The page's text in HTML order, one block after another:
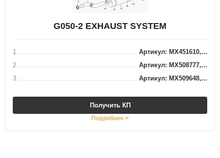
G050-2 EXHAUST SYSTEM
1
Артикул: MX451610,...
2
Артикул: MX508777,...
3
Артикул: MX509648,...
Получить КП
Подробнее >